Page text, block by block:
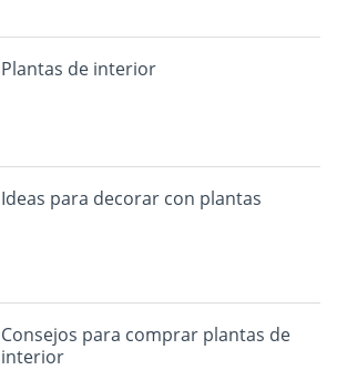
Plantas de interior
Ideas para decorar con plantas
Consejos para comprar plantas de
interior